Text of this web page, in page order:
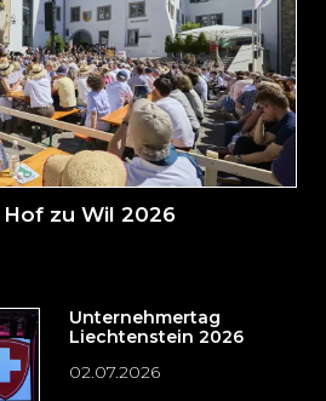
zu Wil 2026
Unternehmertag
Liechtenstein 2026
02.07.2026